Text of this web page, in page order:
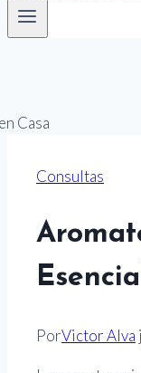
Consultas
PorVictor Alva